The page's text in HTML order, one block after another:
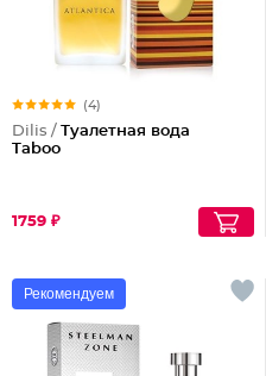
(4)
Dilis / Туалетная вода
Taboo
1759 ₽
Рекомендуем